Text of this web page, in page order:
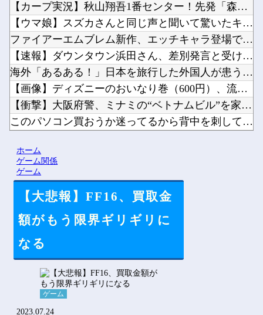
【カープ実況】秋山翔吾1番センター！先発「森下暢仁vs平良拳...
【ウマ娘】スズカさんと同じ声と聞いて驚いたキャラ他
ファイアーエムブレム新作、エッチキャラ登場で始まる他
【速報】ダウンタウン浜田さん、差別発言と受け取られる一言で炎...
海外「あるある！」日本を旅行した外国人が患う新たな症状「日本...
【画像】ディズニーのおいなり巻（600円）、流石にアレすぎて...
【衝撃】大阪府警、ミナミの“ベトナムビル”を家宅捜索した結果...
このパソコン買おうか迷ってるから背中を刺してくれｗｗｗ他
【にじさんじ】宇佐美の筋肉すっご他
Powered by livedoor 相互RSS
ホーム
ゲーム関係
ゲーム
【大悲報】FF16、買取金
額がもう限界ギリギリに
なる
ゲーム
2023.07.24